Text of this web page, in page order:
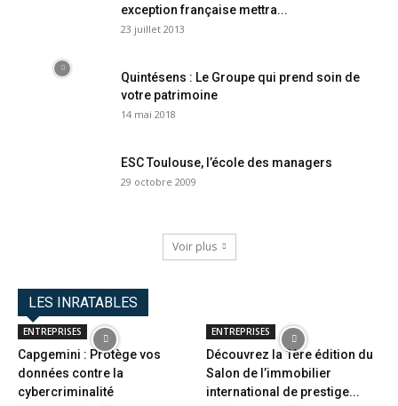
exception française mettra...
23 juillet 2013
Quintésens : Le Groupe qui prend soin de
votre patrimoine
14 mai 2018
ESC Toulouse, l’école des managers
29 octobre 2009
Voir plus
LES INRATABLES
ENTREPRISES
Capgemini : Protège vos
données contre la
cybercriminalité
ENTREPRISES
Découvrez la 1ère édition du
Salon de l’immobilier
international de prestige...